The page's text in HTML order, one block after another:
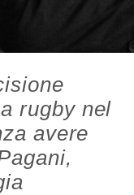
rugby nel
avere